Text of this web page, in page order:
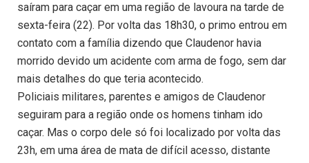
saíram para caçar em uma região de lavoura na tarde de
sexta-feira (22). Por volta das 18h30, o primo entrou em
contato com a família dizendo que Claudenor havia
morrido devido um acidente com arma de fogo, sem dar
mais detalhes do que teria acontecido.
Policiais militares, parentes e amigos de Claudenor
seguiram para a região onde os homens tinham ido
caçar. Mas o corpo dele só foi localizado por volta das
23h, em uma área de mata de difícil acesso, distante